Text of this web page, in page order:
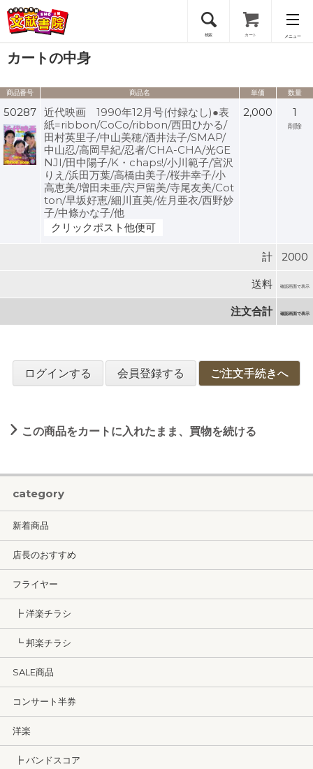
検索 カート メニュー
会員登録
ログイン
カートの中身
商品番号 商品名 単価 数量
50287 近代映画 1990年12月号(付録なし)●表
紙=ribbon/CoCo/ribbon/西田ひかる/
田村英里子/中山美穂/酒井法子/SMAP/
中山忍/高岡早紀/忍者/CHA-CHA/光GE
NJI/田中陽子/K・chaps!/小川範子/宮沢
りえ/浜田万葉/高橋由美子/桜井幸子/小
高恵美/増田未亜/宍戸留美/寺尾友美/Cot
ton/早坂好恵/細川直美/佐月亜衣/西野妙
子/中條かな子/他
クリックポスト他便可
2,000 1
削除
計 2000
送料 確認画面で表示
注文合計 確認画面で表示
ログインする 会員登録する ご注文手続きへ
この商品をカートに入れたまま、買物を続ける
category
新着商品
店長のおすすめ
フライヤー
┣ 洋楽チラシ
┗ 邦楽チラシ
SALE商品
コンサート半券
洋楽
┣ バンドスコア